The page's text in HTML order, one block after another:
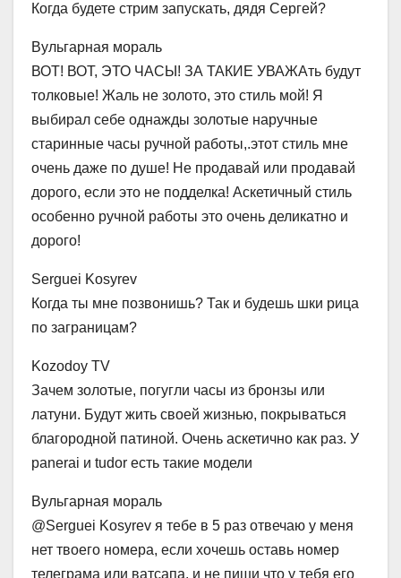
Когда будете стрим запускать, дядя Сергей?
Вульгарная мораль
ВОТ! ВОТ, ЭТО ЧАСЫ! ЗА ТАКИЕ УВАЖАть будут
толковые! Жаль не золото, это стиль мой! Я
выбирал себе однажды золотые наручные
старинные часы ручной работы,.этот стиль мне
очень даже по душе! Не продавай или продавай
дорого, если это не подделка! Аскетичный стиль
особенно ручной работы это очень деликатно и
дорого!
Serguei Kosyrev
Когда ты мне позвонишь? Так и будешь шки рица
по заграницам?
Kozodoy TV
Зачем золотые, погугли часы из бронзы или
латуни. Будут жить своей жизнью, покрываться
благородной патиной. Очень аскетично как раз. У
panerai и tudor есть такие модели
Вульгарная мораль
@Serguei Kosyrev я тебе в 5 раз отвечаю у меня
нет твоего номера, если хочешь оставь номер
телеграма или ватсапа, и не пиши что у тебя его